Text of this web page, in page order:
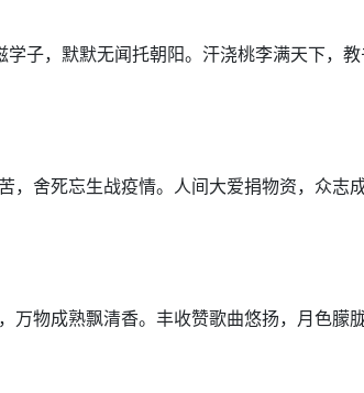
子，默默无闻托朝阳。汗浇桃李满天下，
，舍死忘生战疫情。人间大爱捐物资，众志
万物成熟飘清香。丰收赞歌曲悠扬，月色朦